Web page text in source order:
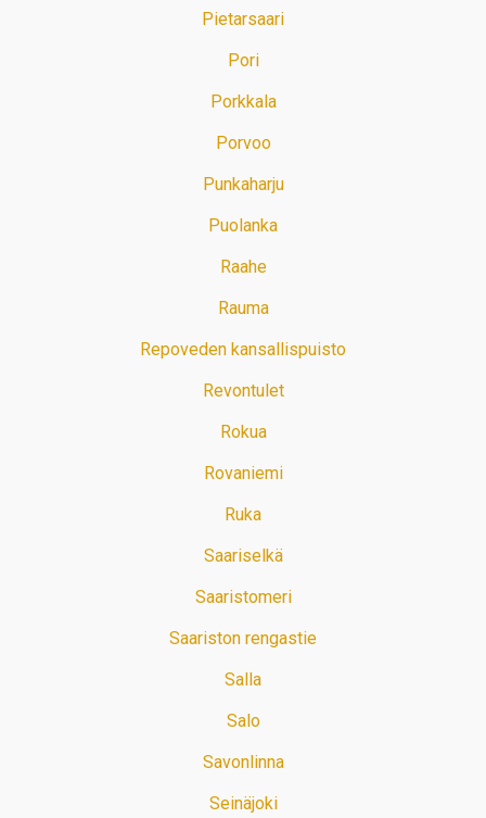
Pietarsaari
Pori
Porkkala
Porvoo
Punkaharju
Puolanka
Raahe
Rauma
Repoveden kansallispuisto
Revontulet
Rokua
Rovaniemi
Ruka
Saariselkä
Saaristomeri
Saariston rengastie
Salla
Salo
Savonlinna
Seinäjoki